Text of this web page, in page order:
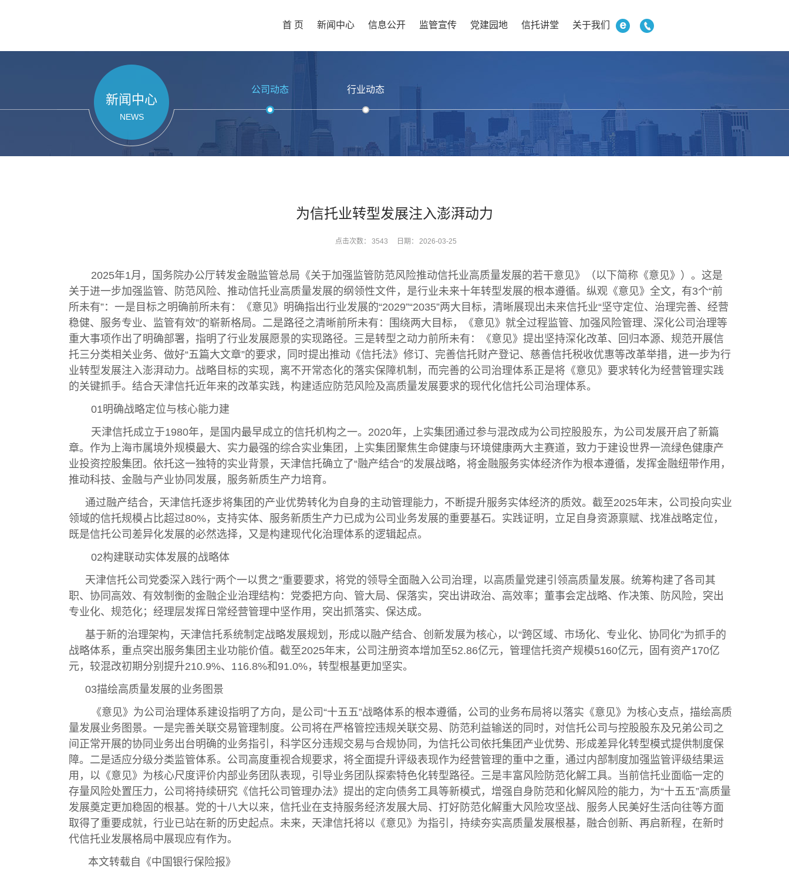
首 页 新闻中心 信息公开 监管宣传 党建园地 信托讲堂 关于我们
新闻中心
NEWS
公司动态 行业动态
为信托业转型发展注入澎湃动力
点击次数： 3543 日期： 2026-03-25
2025年1月，国务院办公厅转发金融监管总局《关于加强监管防范风险推动信托业高质量发展的若干意见》（以下简称《意见》）。这是
关于进一步加强监管、防范风险、推动信托业高质量发展的纲领性文件，是行业未来十年转型发展的根本遵循。纵观《意见》全文，有3个“前
所未有”：一是目标之明确前所未有：《意见》明确指出行业发展的“2029”“2035”两大目标，清晰展现出未来信托业“坚守定位、治理完善、经营
稳健、服务专业、监管有效”的崭新格局。二是路径之清晰前所未有：围绕两大目标，《意见》就全过程监管、加强风险管理、深化公司治理等
重大事项作出了明确部署，指明了行业发展愿景的实现路径。三是转型之动力前所未有：《意见》提出坚持深化改革、回归本源、规范开展信
托三分类相关业务、做好“五篇大文章”的要求，同时提出推动《信托法》修订、完善信托财产登记、慈善信托税收优惠等改革举措，进一步为行
业转型发展注入澎湃动力。战略目标的实现，离不开常态化的落实保障机制，而完善的公司治理体系正是将《意见》要求转化为经营管理实践
的关键抓手。结合天津信托近年来的改革实践，构建适应防范风险及高质量发展要求的现代化信托公司治理体系。
01明确战略定位与核心能力建
天津信托成立于1980年，是国内最早成立的信托机构之一。2020年，上实集团通过参与混改成为公司控股股东，为公司发展开启了新篇
章。作为上海市属境外规模最大、实力最强的综合实业集团，上实集团聚焦生命健康与环境健康两大主赛道，致力于建设世界一流绿色健康产
业投资控股集团。依托这一独特的实业背景，天津信托确立了“融产结合”的发展战略，将金融服务实体经济作为根本遵循，发挥金融纽带作用，
推动科技、金融与产业协同发展，服务新质生产力培育。
通过融产结合，天津信托逐步将集团的产业优势转化为自身的主动管理能力，不断提升服务实体经济的质效。截至2025年末，公司投向实业
领域的信托规模占比超过80%，支持实体、服务新质生产力已成为公司业务发展的重要基石。实践证明，立足自身资源禀赋、找准战略定位，
既是信托公司差异化发展的必然选择，又是构建现代化治理体系的逻辑起点。
02构建联动实体发展的战略体
天津信托公司党委深入践行“两个一以贯之”重要要求，将党的领导全面融入公司治理，以高质量党建引领高质量发展。统筹构建了各司其
职、协同高效、有效制衡的金融企业治理结构：党委把方向、管大局、保落实，突出讲政治、高效率；董事会定战略、作决策、防风险，突出
专业化、规范化；经理层发挥日常经营管理中坚作用，突出抓落实、保达成。
基于新的治理架构，天津信托系统制定战略发展规划，形成以融产结合、创新发展为核心，以“跨区域、市场化、专业化、协同化”为抓手的
战略体系，重点突出服务集团主业功能价值。截至2025年末，公司注册资本增加至52.86亿元，管理信托资产规模5160亿元，固有资产170亿
元，较混改初期分别提升210.9%、116.8%和91.0%，转型根基更加坚实。
03描绘高质量发展的业务图景
《意见》为公司治理体系建设指明了方向，是公司“十五五”战略体系的根本遵循，公司的业务布局将以落实《意见》为核心支点，描绘高质
量发展业务图景。一是完善关联交易管理制度。公司将在严格管控违规关联交易、防范利益输送的同时，对信托公司与控股股东及兄弟公司之
间正常开展的协同业务出台明确的业务指引，科学区分违规交易与合规协同，为信托公司依托集团产业优势、形成差异化转型模式提供制度保
障。二是适应分级分类监管体系。公司高度重视合规要求，将全面提升评级表现作为经营管理的重中之重，通过内部制度加强监管评级结果运
用，以《意见》为核心尺度评价内部业务团队表现，引导业务团队探索特色化转型路径。三是丰富风险防范化解工具。当前信托业面临一定的
存量风险处置压力，公司将持续研究《信托公司管理办法》提出的定向债务工具等新模式，增强自身防范和化解风险的能力，为“十五五”高质量
发展奠定更加稳固的根基。党的十八大以来，信托业在支持服务经济发展大局、打好防范化解重大风险攻坚战、服务人民美好生活向往等方面
取得了重要成就，行业已站在新的历史起点。未来，天津信托将以《意见》为指引，持续夯实高质量发展根基，融合创新、再启新程，在新时
代信托业发展格局中展现应有作为。
本文转载自《中国银行保险报》